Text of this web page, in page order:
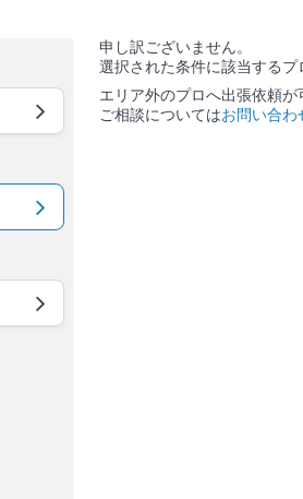
申し訳ございません。
選択された条件に該当するプ
エリア外のプロへ出張依頼が
ご相談についてはお問い合わ